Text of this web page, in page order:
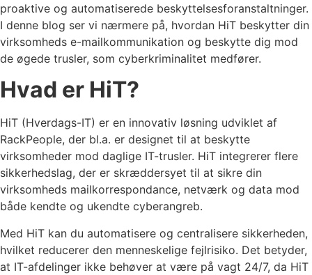
proaktive og automatiserede beskyttelsesforanstaltninger.
I denne blog ser vi nærmere på, hvordan HiT beskytter din
virksomheds e-mailkommunikation og beskytte dig mod
de øgede trusler, som cyberkriminalitet medfører.
Hvad er HiT?
HiT (Hverdags-IT) er en innovativ løsning udviklet af
RackPeople, der bl.a. er designet til at beskytte
virksomheder mod daglige IT-trusler. HiT integrerer flere
sikkerhedslag, der er skræddersyet til at sikre din
virksomheds mailkorrespondance, netværk og data mod
både kendte og ukendte cyberangreb.
Med HiT kan du automatisere og centralisere sikkerheden,
hvilket reducerer den menneskelige fejlrisiko. Det betyder,
at IT-afdelinger ikke behøver at være på vagt 24/7, da HiT